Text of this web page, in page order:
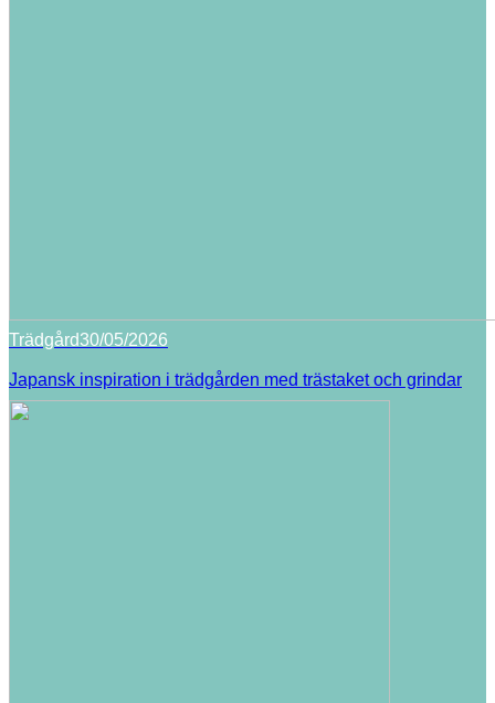
Trädgård30/05/2026
Japansk inspiration i trädgården med trästaket och grindar